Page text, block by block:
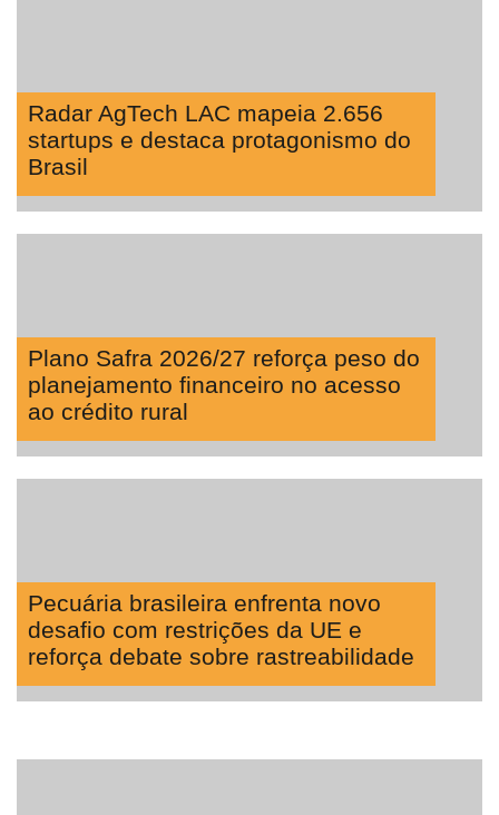
Radar AgTech LAC mapeia 2.656
startups e destaca protagonismo do
Brasil
Plano Safra 2026/27 reforça peso do
planejamento financeiro no acesso
ao crédito rural
Pecuária brasileira enfrenta novo
desafio com restrições da UE e
reforça debate sobre rastreabilidade